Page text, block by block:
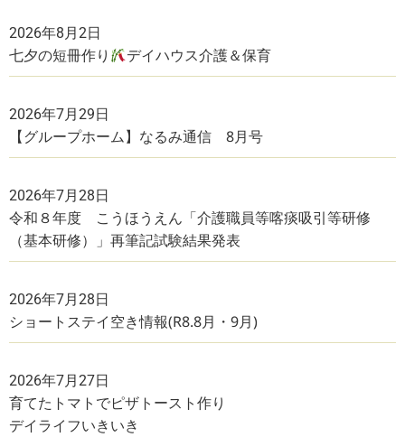
2026年8月2日
七夕の短冊作り デイハウス介護＆保育
2026年7月29日
【グループホーム】なるみ通信 8月号
2026年7月28日
令和８年度 こうほうえん「介護職員等喀痰吸引等研修
（基本研修）」再筆記試験結果発表
2026年7月28日
ショートステイ空き情報(R8.8月・9月)
2026年7月27日
育てたトマトでピザトースト作り
デイライフいきいき